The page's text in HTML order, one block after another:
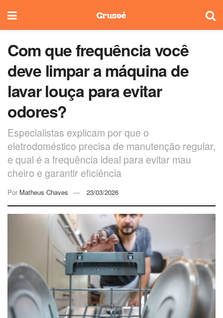
Com que frequência você
deve limpar a máquina de
lavar louça para evitar
odores?
Especialistas explicam por que o
eletrodoméstico precisa de manutenção regular,
e qual é a frequência ideal para evitar mau
cheiro e garantir eficiência
Por Matheus Chaves 23/03/2026